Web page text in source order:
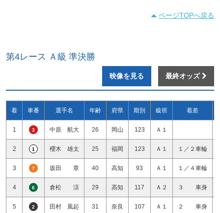
ページTOPへ戻る
第4レース Ａ級 準決勝
映像を見る 最終オッズ
着 車番 選手名 年齢 府県 期別 級班 着差
1 3 中原 航大 26 岡山 123 Ａ１
2 1 櫻木 雄太 25 福岡 123 Ａ１ １／２車輪
3 7 坂田 章 40 高知 93 Ａ１ １／４車輪
4 6 倉松 涼 29 高知 117 Ａ２ ３ 車身
5 2 田村 風起 31 奈良 107 Ａ１ ２ 車身